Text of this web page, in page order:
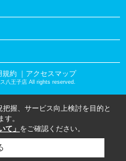
規約 ｜アクセスマップ
八王子店 All rights reserved.
握、サービス向上検討を目的と
。
て」 をご確認ください。